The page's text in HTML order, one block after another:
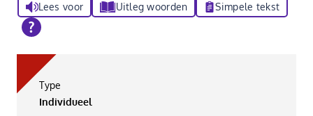
Lees voor Uitleg woorden Simpele tekst
Type
Individueel